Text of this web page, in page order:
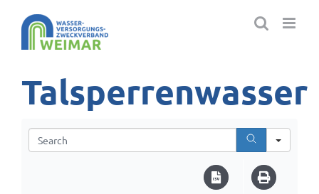
Inhalt
springen
Talsperrenwasser